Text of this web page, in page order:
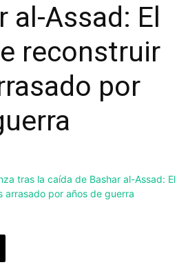
al-Assad: El
reconstruir
por